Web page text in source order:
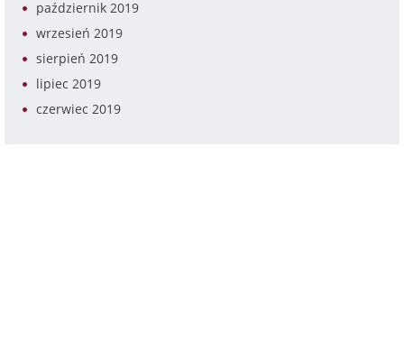
październik 2019
wrzesień 2019
sierpień 2019
lipiec 2019
czerwiec 2019